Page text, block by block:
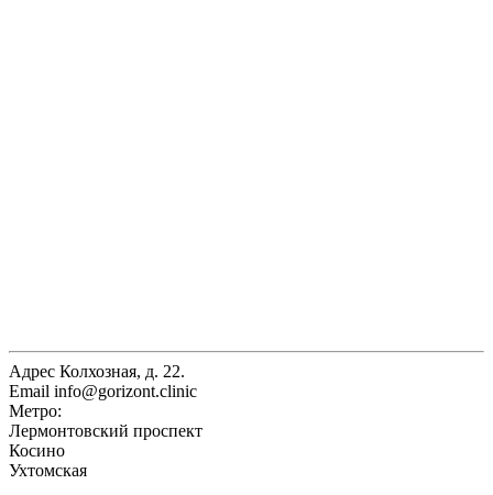
Адрес Колхозная, д. 22.
Email info@gorizont.clinic
Метро:
Лермонтовский проспект
Косино
Ухтомская